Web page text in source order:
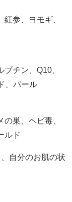
参、ヨモギ、
チン、Q10、
、パール
巣、ヘビ毒、
ルド
自分のお肌の状